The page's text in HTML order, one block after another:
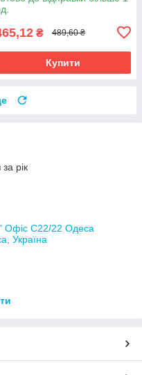
швидкостей 14-28T)
₴ 489,60 ₴
Купити
рік
Офіс С22/22 Одеса
Україна